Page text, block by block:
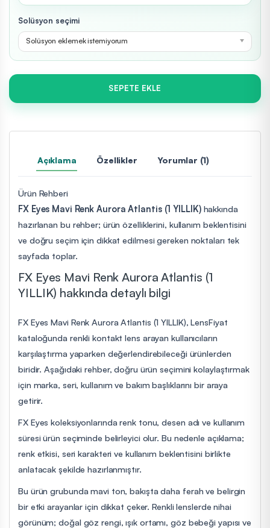
Solüsyon seçimi
Solüsyon eklemek istemiyorum
SEPETE EKLE
Açıklama Özellikler Yorumlar (1)
Ürün Rehberi
FX Eyes Mavi Renk Aurora Atlantis (1 YILLIK)hakkında
hazırlanan bu rehber; ürün özelliklerini, kullanım beklentisini
ve doğru seçim için dikkat edilmesi gereken noktaları tek
sayfada toplar.
FX Eyes Mavi Renk Aurora Atlantis (1
YILLIK) hakkında detaylı bilgi
FX Eyes Mavi Renk Aurora Atlantis (1 YILLIK), LensFiyat
kataloğunda renkli kontakt lens arayan kullanıcıların
karşılaştırma yaparken değerlendirebileceği ürünlerden
biridir. Aşağıdaki rehber, doğru ürün seçimini kolaylaştırmak
için marka, seri, kullanım ve bakım başlıklarını bir araya
getirir.
FX Eyes koleksiyonlarında renk tonu, desen adı ve kullanım
süresi ürün seçiminde belirleyici olur. Bu nedenle açıklama;
renk etkisi, seri karakteri ve kullanım beklentisini birlikte
anlatacak şekilde hazırlanmıştır.
Bu ürün grubunda mavi ton, bakışta daha ferah ve belirgin
bir etki arayanlar için dikkat çeker. Renkli lenslerde nihai
görünüm; doğal göz rengi, ışık ortamı, göz bebeği yapısı ve